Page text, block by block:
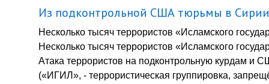
Из подконтрольной США тюрьмы в
Несколько тысяч террористов «Исламского
Несколько тысяч террористов «Исламского
Атака террористов на подконтрольную курдам и
(«ИГИЛ», - террористическая группировка,